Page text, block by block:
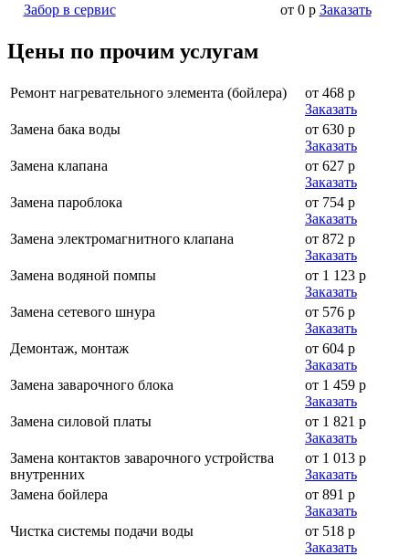
Забор в сервис
от 0 р Заказать
Цены по прочим услугам
Ремонт нагревательного элемента (бойлера)
от 468 р
Заказать
Замена бака воды
от 630 р
Заказать
Замена клапана
от 627 р
Заказать
Замена пароблока
от 754 р
Заказать
Замена электромагнитного клапана
от 872 р
Заказать
Замена водяной помпы
от 1 123 р
Заказать
Замена сетевого шнура
от 576 р
Заказать
Демонтаж, монтаж
от 604 р
Заказать
Замена заварочного блока
от 1 459 р
Заказать
Замена силовой платы
от 1 821 р
Заказать
Замена контактов заварочного устройства
внутренних
от 1 013 р
Заказать
Замена бойлера
от 891 р
Заказать
Чистка системы подачи воды
от 518 р
Заказать